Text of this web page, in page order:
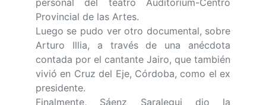
Provincial de las Artes.
Luego se pudo ver otro documental, sobre
Arturo Illia, a través de una anécdota
contada por el cantante Jairo, que también
vivió en Cruz del Eje, Córdoba, como el ex
presidente.
Finalmente, Sáenz Saralegui dio la